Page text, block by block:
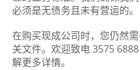
必须是无债务且未有营运的。
在购买现成公司时，您仍然
关文件。欢迎致电 3575
解更多详情。